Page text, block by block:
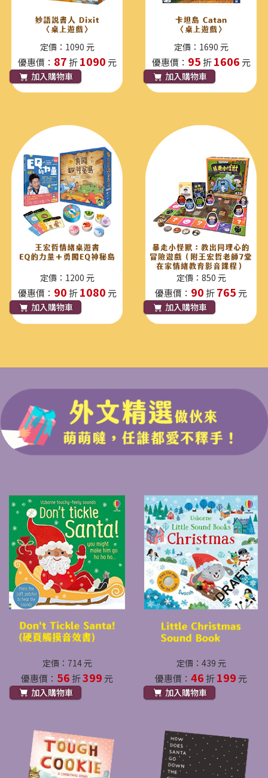
定價：1090 元
優惠價： 87折1090 元
加入購物車
定價：1690 元
優惠價： 95折1606 元
加入購物車
定價：1200 元
優惠價： 90折1080 元
加入購物車
定價：850 元
優惠價： 90折765 元
加入購物車
定價：714 元
優惠價： 56折399 元
加入購物車
定價：439 元
優惠價： 46折199 元
加入購物車